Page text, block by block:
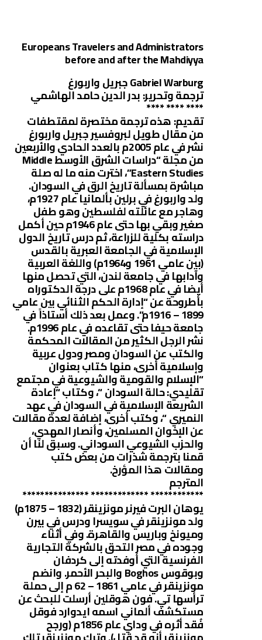
Europeans Travelers and Administrators
before and after the Mahdiyya
Gabriel Warburg جبريل واربورغ
ترجمة وتحرير: بدر الدين حامد الهاشمي
**** **** ****
تقديم: هذه ترجمة مختصرة لمقتطفات
من مقال طويل لبروفسير جبريل واربورغ
نشر في عام 2005م بالعدد الحادي والأربعين
من مجلة “دراسات الشرق الأوسط Middle
Eastern Studies”، اخترت منه ما له صلة
مباشرة بمسألة تاريخ الرق في السودان.
ولد واربورغ في برلين بألمانيا عام 1927م،
وهاجر مع عائلته لفلسطين وهو طفل
صغير وبقي بها حتى عام 1946م حين أكمل
دراسته بكلية للزراعة، ثم درس تاريخ الدول
الإسلامية في الجامعة العبرية بالقدس
(بين عامي 1961 و1964م) واللغة العربية
وآدابها في جامعة لندن، التي تحصل منها
أيضا في عام 1968م على درجة الدكتوراه
بأطروحة عن “إدارة الحكم الثنائي بين عامي
1899 – 1916م”. وعمل بعد ذلك أستاذاً في
جامعة حيفا حتى تقاعده في عام 1996م.
نشر الرجل الكثير من المقالات المحكمة
والكتب عن السودان ومصر ودول عربية
وإسلامية أخرى، منها كتاب بعنوان
“الإسلام والقومية والشيوعية في مجتمع
تقليدي: حالة السودان “، وكتاب “إعادة
الشريعة الإسلامية في السودان في عهد
النميري “، وكتب أخرى، إضافة لعدة مقالات
عن الإخوان المسلمين، وأنصار المهدي،
والحزب الشيوعي السوداني. وسبق لنا أن
قمنا بترجمة شذرات من بعض كتب
ومقالات هذا المؤرخ.
المترجم
************ ************* ***************
يوهان البرت فيرنر مونزينقر (1832 – 1875م)
ولد مونزينقر في سويسرا ودرس في بيرن
وميونخ وباريس والقاهرة. وفي أثناء
وجوده في مصر التحق بالشركة التجارية
الفرنسية التي أوفدته إلى كردفان
وبوقوس Boghos والبحر الأحمر. وانضم
مونزينقر في عامي 1861 – 62 م إلى حملة
ترأسها تي. فون هوقلين أرسلت للبحث عن
مستكشف ألماني اسمه ايدوارد فوقل
فُقد أثره في وداي عام 1856م (ورجح